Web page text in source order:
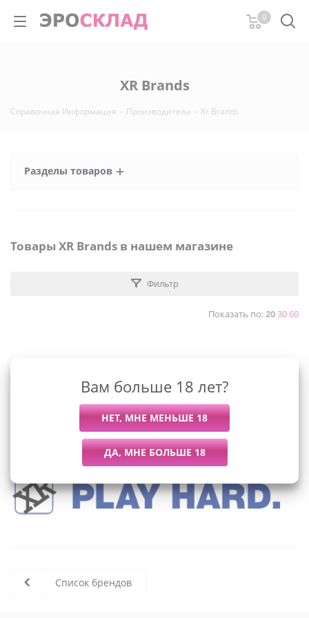
0
XR Brands
Справочная Информация - Производители - Xr Brands
Разделы товаров
Товары XR Brands в нашем магазине
Фильтр
Показать по:203060
В данный момент нет активных
товаров
Список брендов
Вам больше 18 лет?